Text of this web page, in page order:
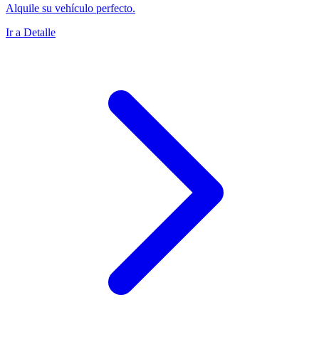
Alquile su vehículo perfecto.
Ir a Detalle